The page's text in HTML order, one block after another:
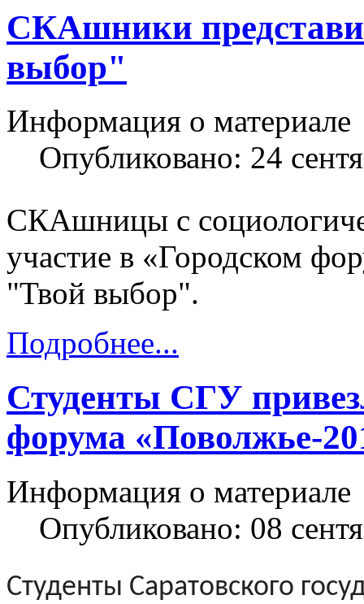
СКАшники
выбор"
Информация о материале
Опубликовано: 24
СКАшницы с
участие в «Городском
"Твой выбор".
Подробнее...
Студенты СГУ
форума «Поволжье-
Информация о материале
Опубликовано: 08
Студенты Саратовского